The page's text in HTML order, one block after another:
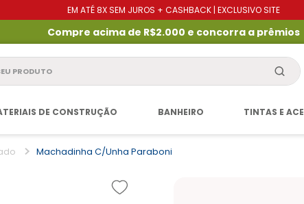
EM ATÉ 8X SEM JUROS + CASHBACK | EXCLUSIVO SITE
Compre acima de R$2.000 e concorra a prêmios
produto
DE CONSTRUÇÃO BANHEIRO TINTAS E
Machadinha C/unha Paraboni